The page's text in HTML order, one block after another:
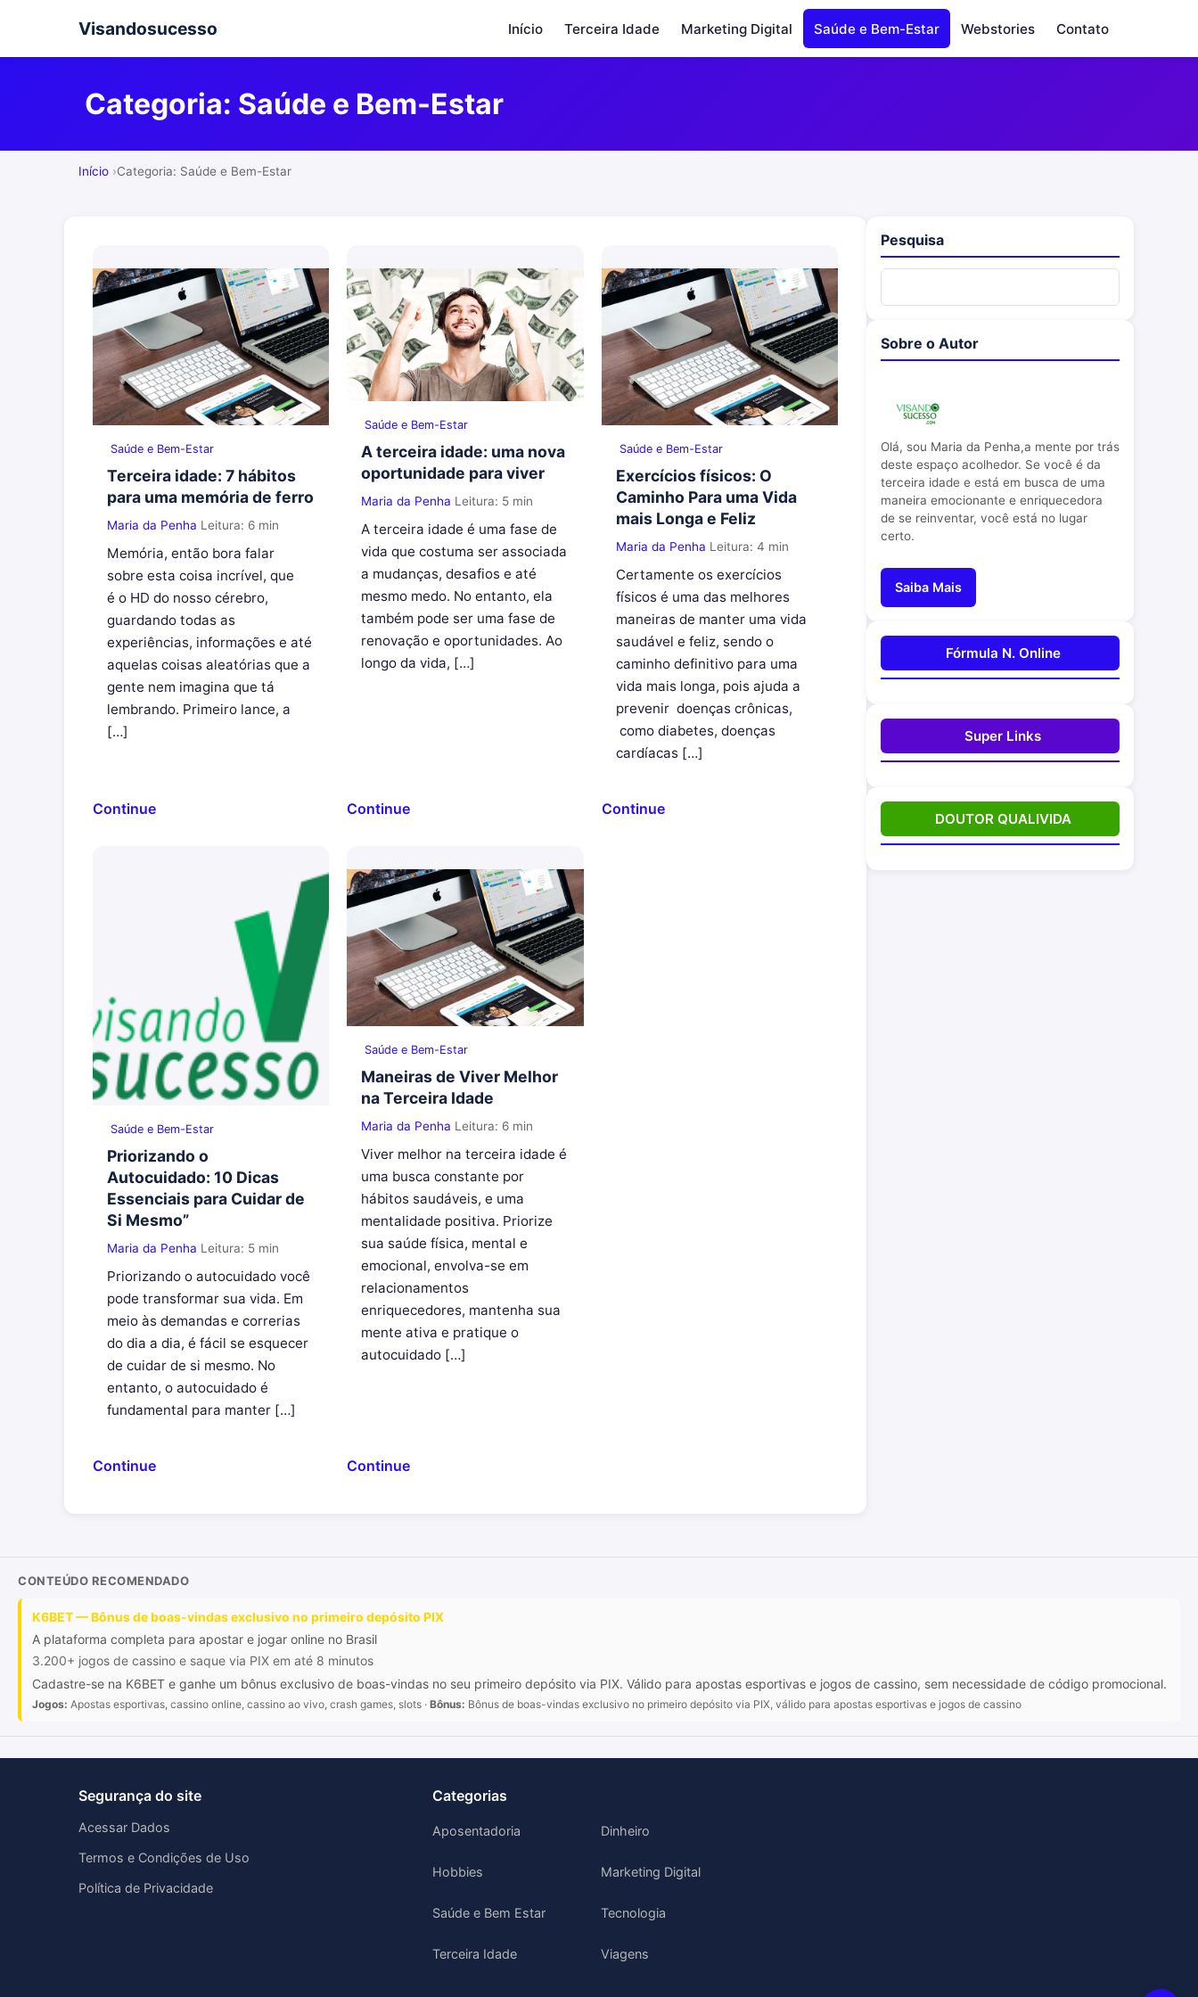
Visandosucesso Início Terceira Idade Marketing Digital Saúde e Bem-Estar Webstories Contato
Categoria: Saúde e Bem-Estar
Início Categoria: Saúde e Bem-Estar
Saúde e Bem-Estar
Terceira idade: 7 hábitos
para uma memória de ferro
Maria da Penha Leitura: 6 min
Memória, então bora falar
sobre esta coisa incrível, que
é o HD do nosso cérebro,
guardando todas as
experiências, informações e até
aquelas coisas aleatórias que a
gente nem imagina que tá
lembrando. Primeiro lance, a
[…]
Continue
Saúde e Bem-Estar
A terceira idade: uma nova
oportunidade para viver
Maria da Penha Leitura: 5 min
A terceira idade é uma fase de
vida que costuma ser associada
a mudanças, desafios e até
mesmo medo. No entanto, ela
também pode ser uma fase de
renovação e oportunidades. Ao
longo da vida, […]
Continue
Saúde e Bem-Estar
Exercícios físicos: O
Caminho Para uma Vida
mais Longa e Feliz
Maria da Penha Leitura: 4 min
Certamente os exercícios
físicos é uma das melhores
maneiras de manter uma vida
saudável e feliz, sendo o
caminho definitivo para uma
vida mais longa, pois ajuda a
prevenir doenças crônicas,
como diabetes, doenças
cardíacas […]
Continue
Saúde e Bem-Estar
Priorizando o
Autocuidado: 10 Dicas
Essenciais para Cuidar de
Si Mesmo”
Maria da Penha Leitura: 5 min
Priorizando o autocuidado você
pode transformar sua vida. Em
meio às demandas e correrias
do dia a dia, é fácil se esquecer
de cuidar de si mesmo. No
entanto, o autocuidado é
fundamental para manter […]
Continue
Saúde e Bem-Estar
Maneiras de Viver Melhor
na Terceira Idade
Maria da Penha Leitura: 6 min
Viver melhor na terceira idade é
uma busca constante por
hábitos saudáveis, e uma
mentalidade positiva. Priorize
sua saúde física, mental e
emocional, envolva-se em
relacionamentos
enriquecedores, mantenha sua
mente ativa e pratique o
autocuidado […]
Continue
Pesquisa
Sobre o Autor
Olá, sou Maria da Penha,a mente por trás
deste espaço acolhedor. Se você é da
terceira idade e está em busca de uma
maneira emocionante e enriquecedora
de se reinventar, você está no lugar
certo.
Saiba Mais
Fórmula N. Online
Super Links
DOUTOR QUALIVIDA
CONTEÚDO RECOMENDADO
K6BET — Bônus de boas-vindas exclusivo no primeiro depósito PIX
A plataforma completa para apostar e jogar online no Brasil
3.200+ jogos de cassino e saque via PIX em até 8 minutos
Cadastre-se na K6BET e ganhe um bônus exclusivo de boas-vindas no seu primeiro depósito via PIX. Válido para apostas esportivas e jogos de cassino, sem necessidade de código promocional.
Jogos: Apostas esportivas, cassino online, cassino ao vivo, crash games, slots · Bônus: Bônus de boas-vindas exclusivo no primeiro depósito via PIX, válido para apostas esportivas e jogos de cassino
Segurança do site
Acessar Dados
Termos e Condições de Uso
Política de Privacidade
Categorias
Aposentadoria Dinheiro
Hobbies Marketing Digital
Saúde e Bem Estar Tecnologia
Terceira Idade Viagens